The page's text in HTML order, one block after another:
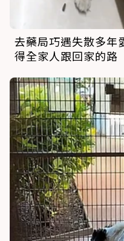
去藥局巧遇失散多年
得全家人跟回家的路